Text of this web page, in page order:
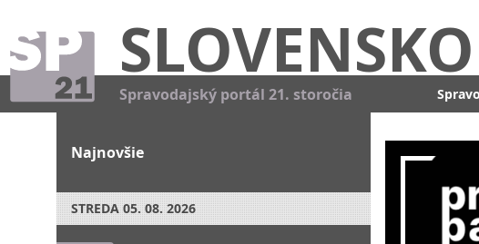
SLOVENSKO
Spravodajský portál 21. storočia
Najnovšie
STREDA 05. 08. 2026